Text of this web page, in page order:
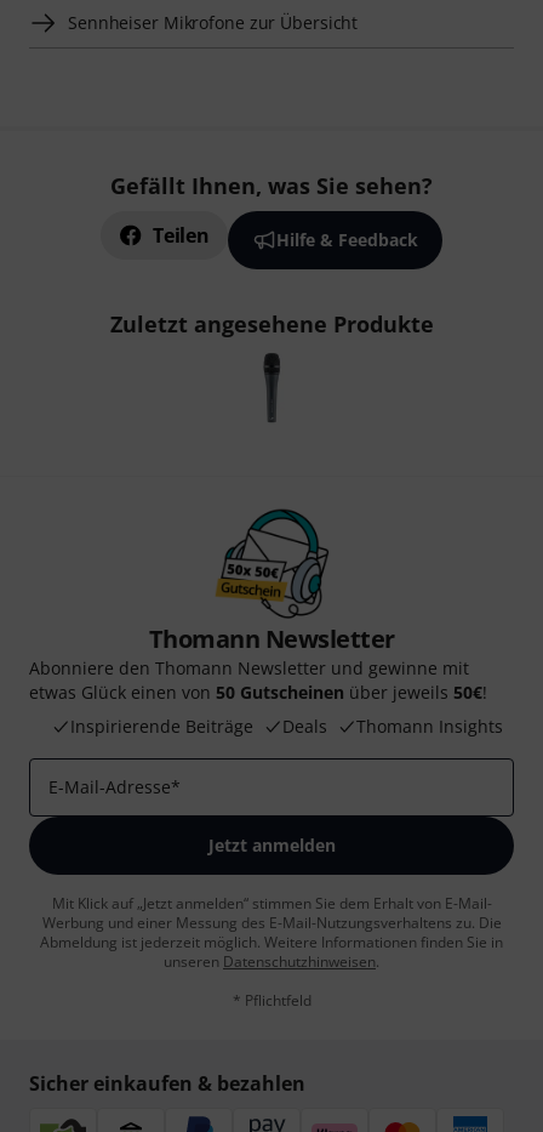
Sennheiser Mikrofone zur Übersicht
Gefällt Ihnen, was Sie sehen?
Teilen Hilfe & Feedback
Zuletzt angesehene Produkte
Thomann Newsletter
Abonniere den Thomann Newsletter und gewinne mit
etwas Glück einen von 50 Gutscheinen über jeweils 50€!
Inspirierende Beiträge
Deals Thomann Insights
E-Mail-Adresse*
Jetzt anmelden
Mit Klick auf „Jetzt anmelden“ stimmen Sie dem Erhalt von E-Mail-
Werbung und einer Messung des E-Mail-Nutzungsverhaltens zu. Die
Abmeldung ist jederzeit möglich. Weitere Informationen finden Sie in
unseren Datenschutzhinweisen.
* Pflichtfeld
Sicher einkaufen & bezahlen